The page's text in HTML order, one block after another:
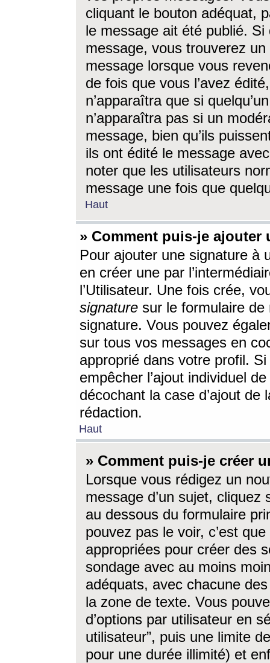
cliquant le bouton adéquat,
le message ait été publié. Si
message, vous trouverez
message lorsque vous
de fois que vous l’avez
n’apparaîtra que si
n’apparaîtra pas si un
message, bien qu’ils
ils ont édité le message
noter que les utilisateurs
message une fois que
Haut
» Comment puis-je ajouter
Pour ajouter une signature à
en créer une par
l’Utilisateur. Une fois crée,
signature sur le formulaire de
signature. Vous pouvez
sur tous vos messages en
approprié dans votre profil.
empêcher l’ajout individuel
décochant la case d’ajout
rédaction.
Haut
» Comment puis-je créer
Lorsque vous rédigez un
message d’un sujet, cliquez
au dessous du formulaire
pouvez pas le voir, c’est
appropriées pour créer des
sondage avec au moins
adéquats, avec chacune
la zone de texte. Vous
d’options par utilisateur en
utilisateur”, puis une limite
pour une durée illimité) et